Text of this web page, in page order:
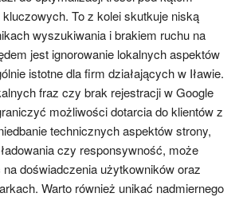
kluczowych. To z kolei skutkuje niską
wyszukiwania i brakiem ruchu na
jest ignorowanie lokalnych aspektów
istotne dla firm działających w Iławie.
fraz czy brak rejestracji w Google
możliwości dotarcia do klientów z
technicznych aspektów strony,
czy responsywność, może
na doświadczenia użytkowników oraz
Warto również unikać nadmiernego